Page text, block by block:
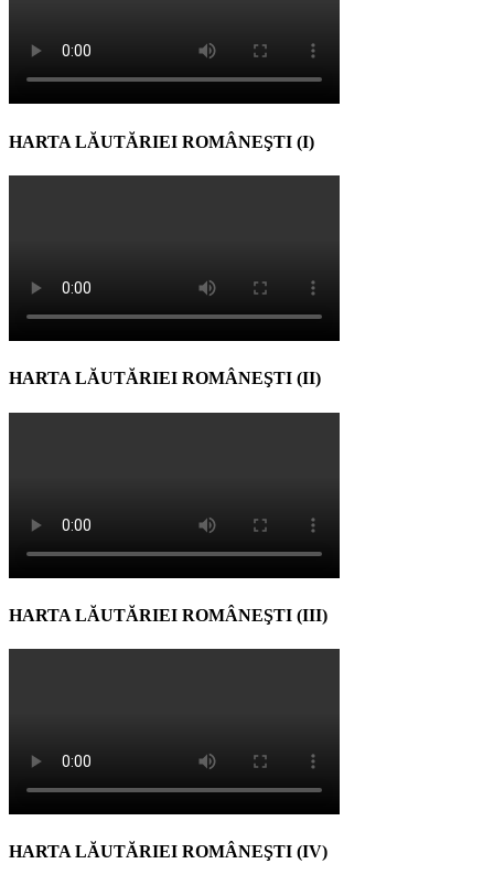
HARTA LĂUTĂRIEI ROMÂNEŞTI (I)
HARTA LĂUTĂRIEI ROMÂNEŞTI (II)
HARTA LĂUTĂRIEI ROMÂNEŞTI (III)
HARTA LĂUTĂRIEI ROMÂNEŞTI (IV)